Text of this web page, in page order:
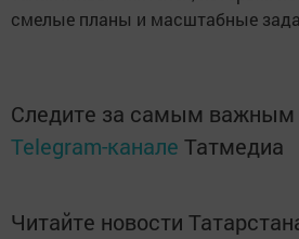
смелые планы и масштабные
Следите за самым важным
Telegram-канале Татмедиа
Читайте новости